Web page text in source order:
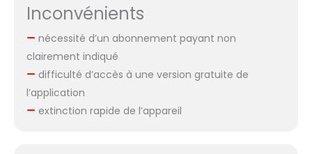
Inconvénients
nécessité d’un abonnement payant non
clairement indiqué
difficulté d’accès à une version gratuite de
l’application
extinction rapide de l’appareil